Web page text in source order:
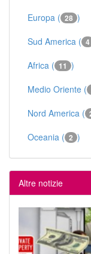
Europa ( 28 )
Sud America ( 4
Africa ( 11 )
Medio Oriente (
Nord America (
Oceania ( 2 )
Altre notizie